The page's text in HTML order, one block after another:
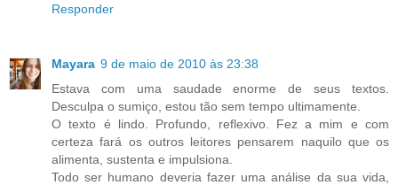
Responder
Mayara 9 de maio de 2010 às 23:38
Estava com uma saudade enorme de seus textos.
Desculpa o sumiço, estou tão sem tempo ultimamente.
O texto é lindo. Profundo, reflexivo. Fez a mim e com
certeza fará os outros leitores pensarem naquilo que os
alimenta, sustenta e impulsiona.
Todo ser humano deveria fazer uma análise da sua vida,